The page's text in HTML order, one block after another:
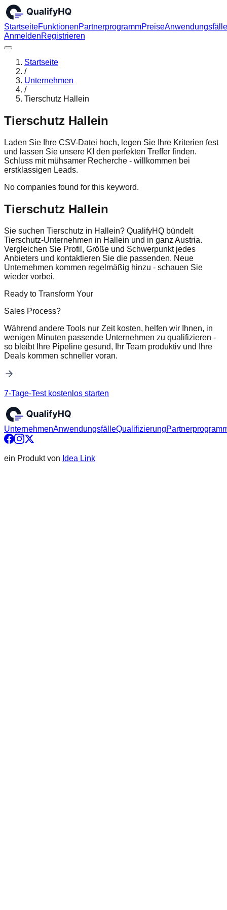
StartseiteFunktionenPartnerprogrammPreiseAnwendungsfälle
AnmeldenRegistrieren
Startseite
/
Unternehmen
/
Tierschutz Hallein
Tierschutz Hallein
Laden Sie Ihre CSV-Datei hoch, legen Sie Ihre Kriterien fest
und lassen Sie unsere KI den perfekten Treffer finden.
Schluss mit mühsamer Recherche - willkommen bei
erstklassigen Leads.
No companies found for this keyword.
Tierschutz Hallein
Sie suchen Tierschutz in Hallein? QualifyHQ bündelt
Tierschutz-Unternehmen in Hallein und in ganz Austria.
Vergleichen Sie Profil, Größe und Schwerpunkt jedes
Anbieters und kontaktieren Sie die passenden. Neue
Unternehmen kommen regelmäßig hinzu - schauen Sie
wieder vorbei.
Ready to Transform Your
Sales Process?
Während andere Tools nur Zeit kosten, helfen wir Ihnen, in
wenigen Minuten passende Unternehmen zu qualifizieren -
so bleibt Ihre Pipeline gesund, Ihr Team produktiv und Ihre
Deals kommen schneller voran.
7-Tage-Test kostenlos starten
UnternehmenAnwendungsfälleQualifizierung
ein Produkt von Idea Link